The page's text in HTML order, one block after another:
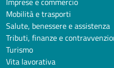
Mobilità e trasporti
Salute, benessere e assistenza
Tributi, finanze e
Turismo
Vita lavorativa